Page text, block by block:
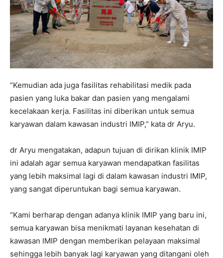
“Kemudian ada juga fasilitas rehabilitasi medik pada
pasien yang luka bakar dan pasien yang mengalami
kecelakaan kerja. Fasilitas ini diberikan untuk semua
karyawan dalam kawasan industri IMIP,” kata dr Aryu.
dr Aryu mengatakan, adapun tujuan di dirikan klinik IMIP
ini adalah agar semua karyawan mendapatkan fasilitas
yang lebih maksimal lagi di dalam kawasan industri IMIP,
yang sangat diperuntukan bagi semua karyawan.
“Kami berharap dengan adanya klinik IMIP yang baru ini,
semua karyawan bisa menikmati layanan kesehatan di
kawasan IMIP dengan memberikan pelayaan maksimal
sehingga lebih banyak lagi karyawan yang ditangani oleh